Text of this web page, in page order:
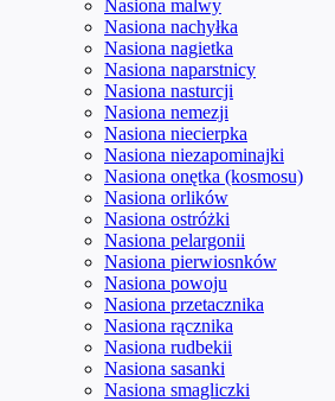
Nasiona malwy
Nasiona nachyłka
Nasiona nagietka
Nasiona naparstnicy
Nasiona nasturcji
Nasiona nemezji
Nasiona niecierpka
Nasiona niezapominajki
Nasiona onętka (kosmosu)
Nasiona orlików
Nasiona ostróżki
Nasiona pelargonii
Nasiona pierwiosnków
Nasiona powoju
Nasiona przetacznika
Nasiona rącznika
Nasiona rudbekii
Nasiona sasanki
Nasiona smagliczki